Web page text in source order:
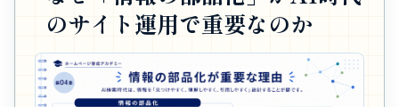
のサイト運用で重要なのか